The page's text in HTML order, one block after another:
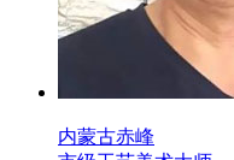
内蒙古赤峰